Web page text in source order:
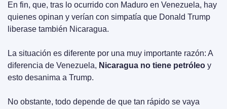
En fin, que, tras lo ocurrido con Maduro en Venezuela, hay
quienes opinan y verían con simpatía que Donald Trump
liberase también Nicaragua.
La situación es diferente por una muy importante razón: A
diferencia de Venezuela, Nicaragua no tiene petróleo y
esto desanima a Trump.
No obstante, todo depende de que tan rápido se vaya